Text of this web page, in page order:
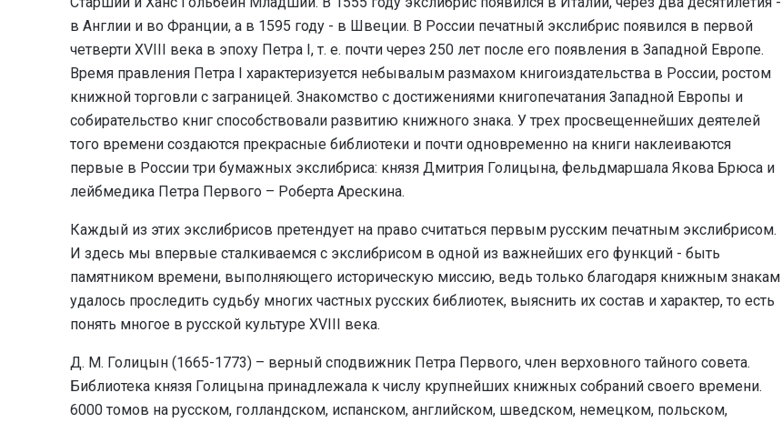
в Англии и во Франции, а в 1595 году - в Швеции. В России печатный экслибрис появился в первой
четверти XVIII века в эпоху Петра I, т. е. почти через 250 лет после его появления в Западной Европе.
Время правления Петра I характеризуется небывалым размахом книгоиздательства в России, ростом
книжной торговли с заграницей. Знакомство с достижениями книгопечатания Западной Европы и
собирательство книг способствовали развитию книжного знака. У трех просвещеннейших деятелей
того времени создаются прекрасные библиотеки и почти одновременно на книги наклеиваются
первые в России три бумажных экслибриса: князя Дмитрия Голицына, фельдмаршала Якова Брюса и
лейбмедика Петра Первого – Роберта Арескина.
Каждый из этих экслибрисов претендует на право считаться первым русским печатным экслибрисом.
И здесь мы впервые сталкиваемся с экслибрисом в одной из важнейших его функций - быть
памятником времени, выполняющего историческую миссию, ведь только благодаря книжным знакам
удалось проследить судьбу многих частных русских библиотек, выяснить их состав и характер, то есть
понять многое в русской культуре XVIII века.
Д. М. Голицын (1665-1773) – верный сподвижник Петра Первого, член верховного тайного совета.
Библиотека князя Голицына принадлежала к числу крупнейших книжных собраний своего времени.
6000 томов на русском, голландском, испанском, английском, шведском, немецком, польском,